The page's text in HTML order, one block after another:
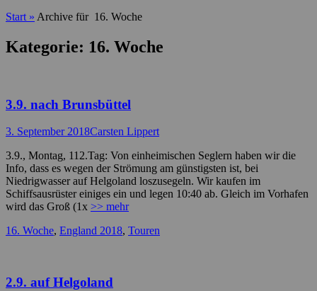
Start » Archive für 16. Woche
Kategorie: 16. Woche
3.9. nach Brunsbüttel
Posted
3. September 2018Autor
Carsten Lippert
3.9., Montag, 112.Tag: Von einheimischen Seglern haben wir die
Info, dass es wegen der Strömung am günstigsten ist, bei
Niedrigwasser auf Helgoland loszusegeln. Wir kaufen im
Schiffsausrüster einiges ein und legen 10:40 ab. Gleich im Vorhafen
wird das Groß (1x >> mehr
Kategorien
16. Woche, England 2018, Touren
2.9. auf Helgoland